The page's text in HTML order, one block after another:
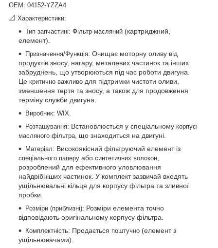
OEM : 04152-YZZA4
📐 Характеристики:
Тип запчастині: Фільтр масляний (картриджний,
елемент).
Призначення/Функція: Очищає моторну оливу від
продуктів зносу, нагару, металевих частинок та інших
забруднень, що утворюються під час роботи двигуна.
Це критично важливо для підтримки чистоти оливи,
зменшення тертя та зносу, а також для продовження
терміну служби двигуна.
Виробник: WIX
Розташування: Встановлюється у спеціальному корпусі
масляного фільтра , що знаходиться на двигуні.
Матеріал: Високоякісний фільтруючий елемент із
спеціального паперу або синтетичних волокон
розроблений для ефективного уловлювання
найдрібніших частинок. У комплект зазвичай входять
ущільнювальні кільця для корпусу фільтра та зливної
пробки.
Розміри (приблизні): Розміри елемента точно
відповідають оригінальному корпусу фільтра.
Комплектність: Продається поштучно (елемент з
ущільнювачами).